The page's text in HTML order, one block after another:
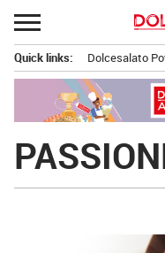
Passa
al
contenuto
principale
Quick links: Dolcesalato